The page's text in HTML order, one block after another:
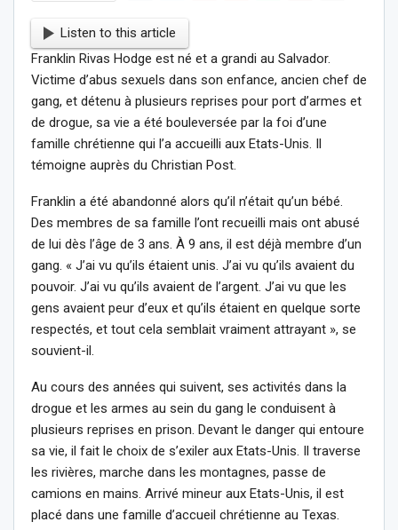
Listen to this article
Franklin Rivas Hodge est né et a grandi au Salvador.
Victime d’abus sexuels dans son enfance, ancien chef de
gang, et détenu à plusieurs reprises pour port d’armes et
de drogue, sa vie a été bouleversée par la foi d’une
famille chrétienne qui l’a accueilli aux Etats-Unis. Il
témoigne auprès du Christian Post.
Franklin a été abandonné alors qu’il n’était qu’un bébé.
Des membres de sa famille l’ont recueilli mais ont abusé
de lui dès l’âge de 3 ans. À 9 ans, il est déjà membre d’un
gang. « J’ai vu qu’ils étaient unis. J’ai vu qu’ils avaient du
pouvoir. J’ai vu qu’ils avaient de l’argent. J’ai vu que les
gens avaient peur d’eux et qu’ils étaient en quelque sorte
respectés, et tout cela semblait vraiment attrayant », se
souvient-il.
Au cours des années qui suivent, ses activités dans la
drogue et les armes au sein du gang le conduisent à
plusieurs reprises en prison. Devant le danger qui entoure
sa vie, il fait le choix de s’exiler aux Etats-Unis. Il traverse
les rivières, marche dans les montagnes, passe de
camions en mains. Arrivé mineur aux Etats-Unis, il est
placé dans une famille d’accueil chrétienne au Texas.